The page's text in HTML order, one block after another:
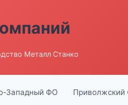
Металл Станко
Западный ФО